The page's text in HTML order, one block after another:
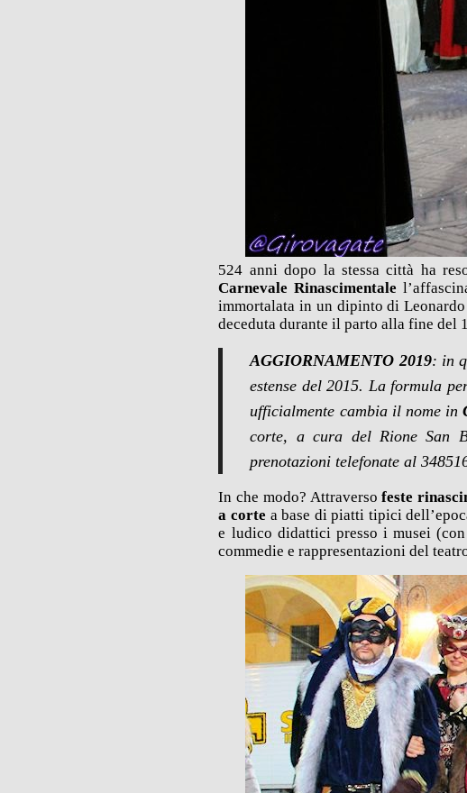
524 anni dopo la stessa città ha
Carnevale Rinascimentale
immortalata in un dipinto di
deceduta durante il parto alla fine del
AGGIORNAMENTO 2019: in
estense del 2015. La formula
ufficialmente cambia il nome in
corte, a cura del Rione San
prenotazioni telefonate al
In che modo? Attraversofeste
a corte a base di piatti tipici
e ludico didattici presso i musei
commedie e rappresentazioni del